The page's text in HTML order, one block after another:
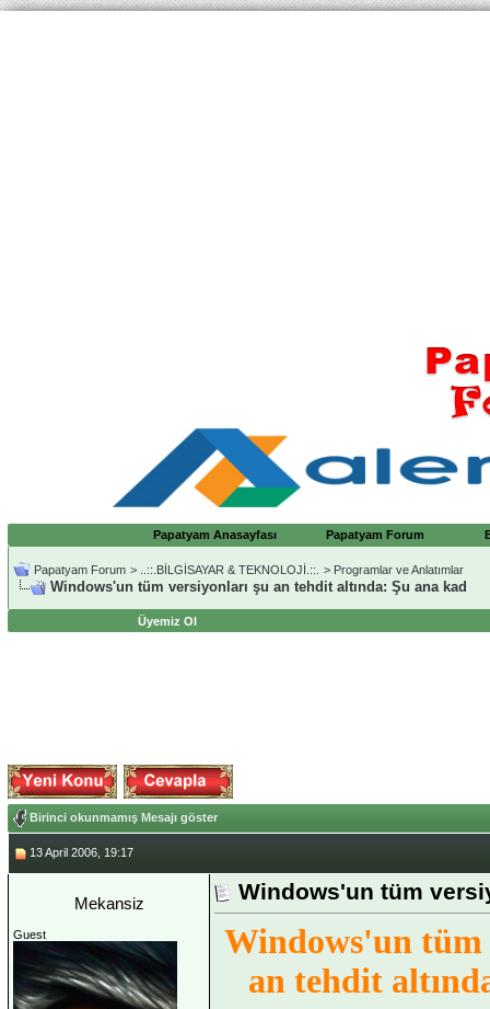
Papatyam Anasayfası Papatyam Forum
Papatyam Forum > ..::.BİLGİSAYAR & TEKNOLOJİ.::. > Programlar ve Anlatımlar
Windows'un tüm versiyonları şu an tehdit altında: Şu ana kad
Üyemiz Ol
Birinci okunmamış Mesajı göster
13 April 2006, 19:17
Mekansiz
Guest
Windows'un tüm
Windows'un tüm
an tehdit